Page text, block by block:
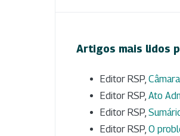
Artigos mais lidos
Editor RSP,
Editor RSP, Ato
Editor RSP,
Editor RSP, O